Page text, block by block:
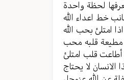
لحظة واحدة
خط اعداء الله
امتلئ بحب الله
مطيعة قلبه محب
أطاعت قلب امتلئ
لا يحتاج